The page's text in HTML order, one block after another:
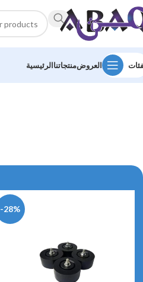
الرئيسيةمنتجاتناالعروض
-28%